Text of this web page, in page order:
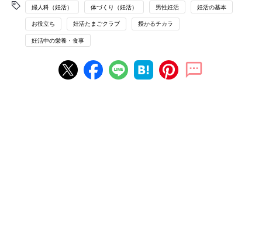
婦人科（妊活） 体づくり（妊活） 男性妊活 妊活の基本
お役立ち 妊活たまごクラブ 授かるチカラ
妊活中の栄養・食事